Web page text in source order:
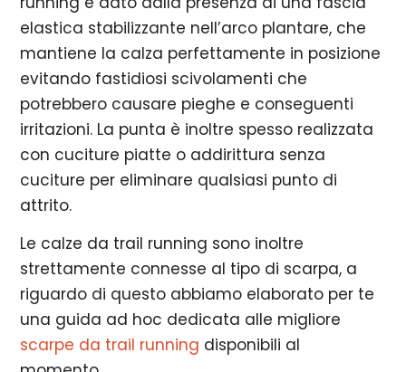
elastica stabilizzante nell’arco plantare, che
mantiene la calza perfettamente in posizione
evitando fastidiosi scivolamenti che
potrebbero causare pieghe e conseguenti
irritazioni. La punta è inoltre spesso realizzata
con cuciture piatte o addirittura senza
cuciture per eliminare qualsiasi punto di
attrito.
Le calze da trail running sono inoltre
strettamente connesse al tipo di scarpa, a
riguardo di questo abbiamo elaborato per te
una guida ad hoc dedicata alle migliore
scarpe da trail running disponibili al